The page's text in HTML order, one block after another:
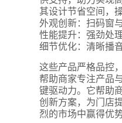
其设计节省空间，
外观创新：扫码窗
性能提升：强劲处
细节优化：清晰播
这些产品严格品控
帮助商家专注产品
键驱动力。它帮助
创新方案，为门店
烈的市场中赢得优